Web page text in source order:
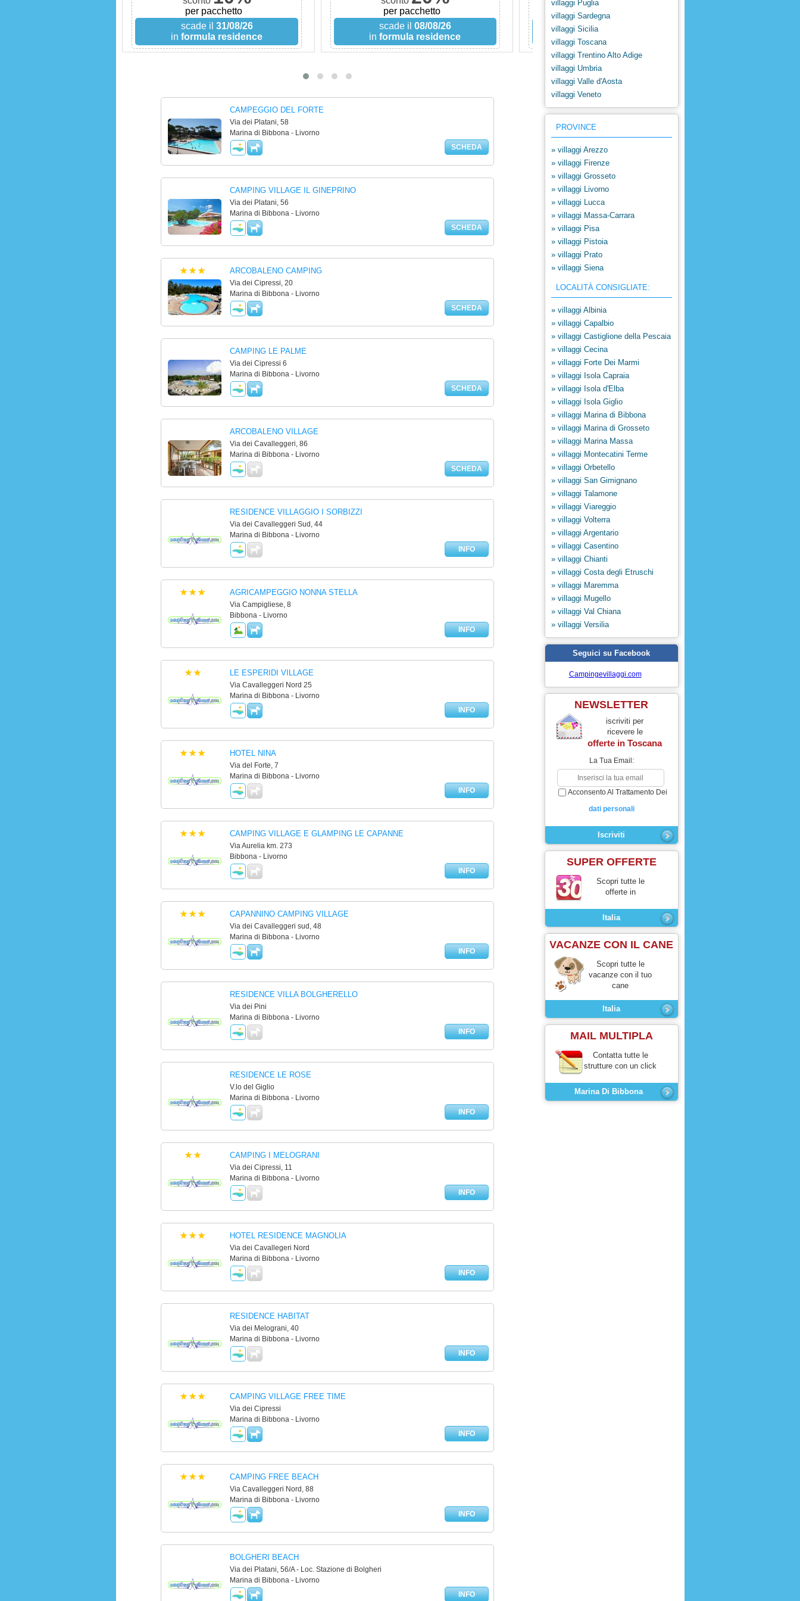
per pacchetto
scade il 31/08/26
informula residence
per pacchetto
scade il 08/08/26
informula residence
per pacchetto
scade il
informula residence
CAMPEGGIO DEL FORTE
Via dei Platani, 58
Marina di Bibbona - Livorno
SCHEDA
CAMPING VILLAGE IL GINEPRINO
Via dei Platani, 56
Marina di Bibbona - Livorno
SCHEDA
ARCOBALENO CAMPING
Via dei Cipressi, 20
Marina di Bibbona - Livorno
SCHEDA
CAMPING LE PALME
Via dei Cipressi 6
Marina di Bibbona - Livorno
SCHEDA
ARCOBALENO VILLAGE
Via dei Cavalleggeri, 86
Marina di Bibbona - Livorno
SCHEDA
RESIDENCE VILLAGGIO I SORBIZZI
Via dei Cavalleggeri Sud, 44
Marina di Bibbona - Livorno
INFO
AGRICAMPEGGIO NONNA STELLA
Via Campigliese, 8
Bibbona - Livorno
INFO
LE ESPERIDI VILLAGE
Via Cavalleggeri Nord 25
Marina di Bibbona - Livorno
INFO
HOTEL NINA
Via del Forte, 7
Marina di Bibbona - Livorno
INFO
CAMPING VILLAGE E GLAMPING LE CAPANNE
Via Aurelia km. 273
Bibbona - Livorno
INFO
CAPANNINO CAMPING VILLAGE
Via dei Cavalleggeri sud, 48
Marina di Bibbona - Livorno
INFO
RESIDENCE VILLA BOLGHERELLO
Via dei Pini
Marina di Bibbona - Livorno
INFO
RESIDENCE LE ROSE
V.lo del Giglio
Marina di Bibbona - Livorno
INFO
CAMPING I MELOGRANI
Via dei Cipressi, 11
Marina di Bibbona - Livorno
INFO
HOTEL RESIDENCE MAGNOLIA
Via dei Cavallegeri Nord
Marina di Bibbona - Livorno
INFO
RESIDENCE HABITAT
Via dei Melograni, 40
Marina di Bibbona - Livorno
INFO
CAMPING VILLAGE FREE TIME
Via dei Cipressi
Marina di Bibbona - Livorno
INFO
CAMPING FREE BEACH
Via Cavalleggeri Nord, 88
Marina di Bibbona - Livorno
INFO
BOLGHERI BEACH
Via dei Platani, 56/A - Loc. Stazione di Bolgheri
Marina di Bibbona - Livorno
INFO
villaggi Puglia
villaggi Sardegna
villaggi Sicilia
villaggi Toscana
villaggi Trentino Alto Adige
villaggi Umbria
villaggi Valle d'Aosta
villaggi Veneto
PROVINCE
» villaggi Arezzo
» villaggi Firenze
» villaggi Grosseto
» villaggi Livorno
» villaggi Lucca
» villaggi Massa-Carrara
» villaggi Pisa
» villaggi Pistoia
» villaggi Prato
» villaggi Siena
LOCALITÀ CONSIGLIATE:
» villaggi Albinia
» villaggi Capalbio
» villaggi Castiglione della Pescaia
» villaggi Cecina
» villaggi Forte Dei Marmi
» villaggi Isola Capraia
» villaggi Isola d'Elba
» villaggi Isola Giglio
» villaggi Marina di Bibbona
» villaggi Marina di Grosseto
» villaggi Marina Massa
» villaggi Montecatini Terme
» villaggi Orbetello
» villaggi San Gimignano
» villaggi Talamone
» villaggi Viareggio
» villaggi Volterra
» villaggi Argentario
» villaggi Casentino
» villaggi Chianti
» villaggi Costa degli Etruschi
» villaggi Maremma
» villaggi Mugello
» villaggi Val Chiana
» villaggi Versilia
Seguici su Facebook
Campingevillaggi.com
NEWSLETTER
iscriviti per
ricevere le
offerte in Toscana
La Tua Email:
Acconsento Al Trattamento Dei
dati personali
SUPER OFFERTE
Scopri tutte le
offerte in
Italia
VACANZE CON IL CANE
Scopri tutte le
vacanze con il tuo
cane
Italia
MAIL MULTIPLA
Contatta tutte le
strutture con un click
Marina Di Bibbona